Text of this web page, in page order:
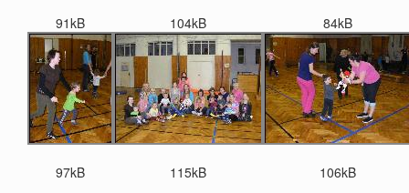
91kB 104kB 84kB
97kB 115kB 106kB